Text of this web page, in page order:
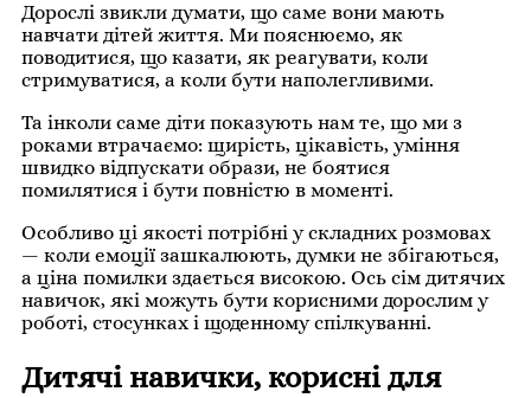
Дорослі звикли думати, що саме вони мають
навчати дітей життя. Ми пояснюємо, як
поводитися, що казати, як реагувати, коли
стримуватися, а коли бути наполегливими.
Та інколи саме діти показують нам те, що ми з
роками втрачаємо: щирість, цікавість, уміння
швидко відпускати образи, не боятися
помилятися і бути повністю в моменті.
Особливо ці якості потрібні у складних розмовах
— коли емоції зашкалюють, думки не збігаються,
а ціна помилки здається високою. Ось сім дитячих
навичок, які можуть бути корисними дорослим у
роботі, стосунках і щоденному спілкуванні.
Дитячі навички, корисні для